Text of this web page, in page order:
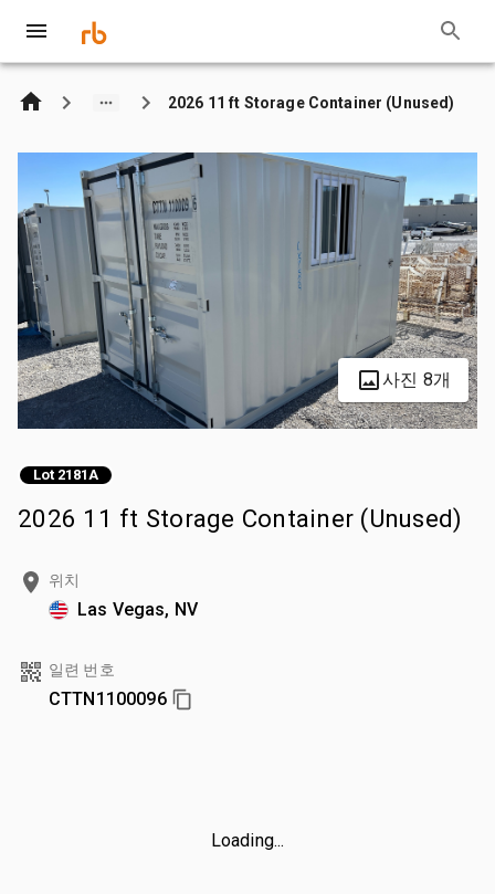
2026 11 ft Storage Container (Unused)
사진 8개
Lot 2181A
2026 11 ft Storage Container (Unused)
위치
Las Vegas, NV
일련 번호
CTTN1100096
Loading...